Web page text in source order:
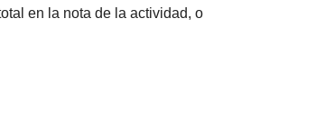
en la nota de la actividad, o